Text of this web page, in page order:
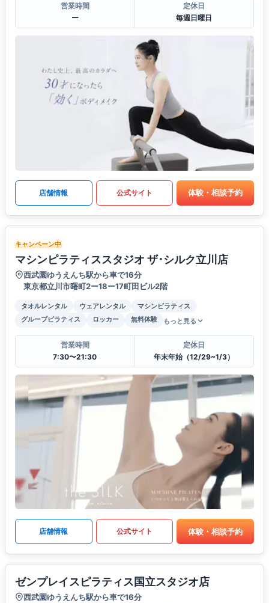
営業時間
ー
定休日
毎週日曜日
店舗情報 公式サイト 体験・相談予約
キャンペーン中
マシンピラティススタジオ ザ･シルク立川店
西武園ゆうえんち駅から車で16分
東京都立川市曙町2ー18ー17町田ビル2階
タオルレンタル ウェアレンタル
マシンピラティス
グループピラティス
ロッカー 無料体験 もっと見る
営業時間
7:30〜21:30
定休日
年末年始（12/29~1/3）
店舗情報 公式サイト 体験・相談予約
ゼンプレイスピラティス国立スタジオ店
西武園ゆうえんち駅から車で16分